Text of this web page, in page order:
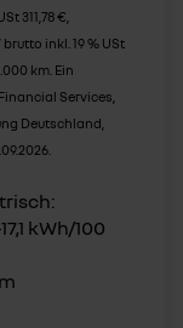
311,78 €,
inkl. 19 % USt
km. Ein
Services,
Deutschland,
kWh/100